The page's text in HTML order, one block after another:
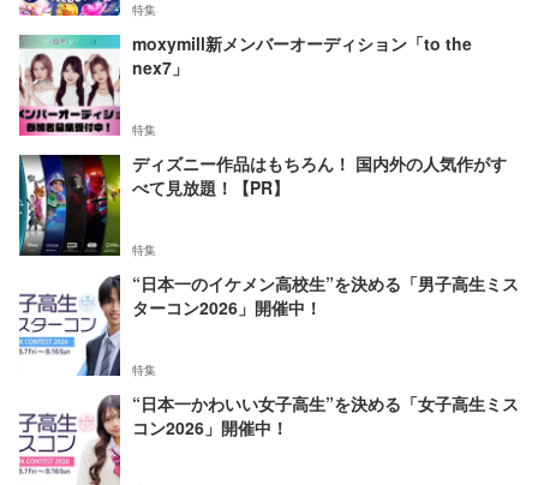
特集
moxymill新メンバーオーディション「to the
nex7」
特集
ディズニー作品はもちろん！ 国内外の人気作がす
べて見放題！【PR】
特集
“日本一のイケメン高校生”を決める「男子高生ミス
ターコン2026」開催中！
特集
“日本一かわいい女子高生”を決める「女子高生ミス
コン2026」開催中！